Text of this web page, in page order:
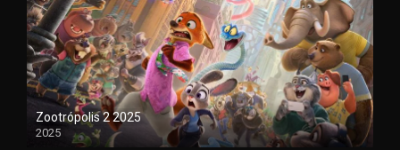
Zootrópolis 2 2025
2025
1080P